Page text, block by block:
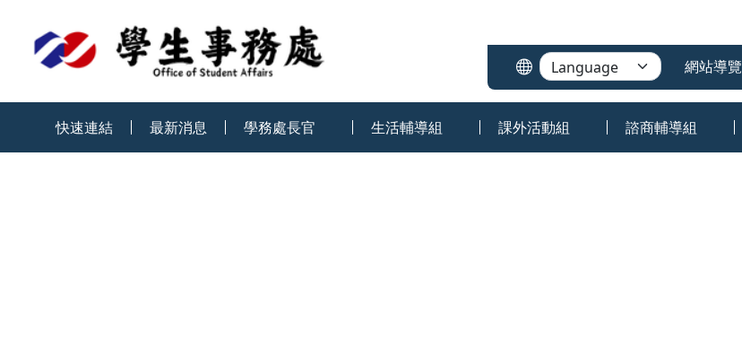
:::
網站導覽
快速連結 最新消息 學務處長官 生活輔導組 課外活動組 諮商輔導組